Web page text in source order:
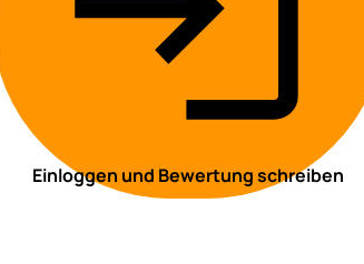
Einloggen und Bewertung schreiben